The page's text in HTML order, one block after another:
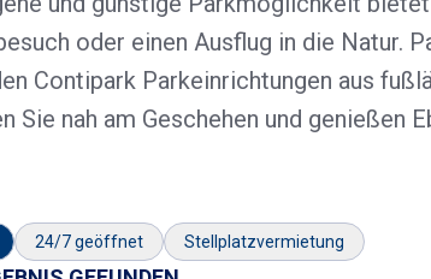
oder einen Ausflug in die Natur.
Contipark Parkeinrichtungen aus
Sie nah am Geschehen und
24/7 geöffnet Stellplatzvermietung